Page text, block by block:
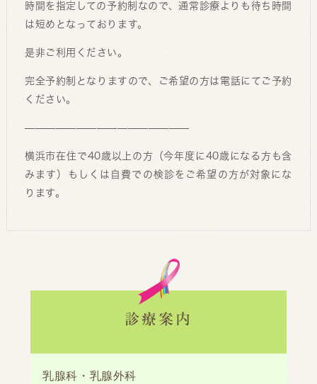
時間を指定しての予約制なので、通常診療よりも待ち時間
は短めとなっております。
是非ご利用ください。
完全予約制となりますので、ご希望の方は電話にてご予約
ください。
————————————————
横浜市在住で40歳以上の方（今年度に40歳になる方も含
みます）もしくは自費での検診をご希望の方が対象にな
ります。
診療案内
乳腺科・乳腺外科